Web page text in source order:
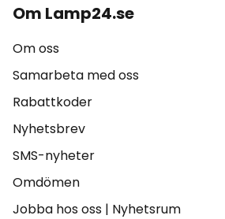
Om Lamp24.se
Om oss
Samarbeta med oss
Rabattkoder
Nyhetsbrev
SMS-nyheter
Omdömen
Jobba hos oss | Nyhetsrum